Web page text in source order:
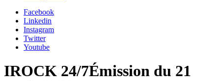
Facebook
Linkedin
Instagram
Twitter
Youtube
IROCK 24/7Émission du 21